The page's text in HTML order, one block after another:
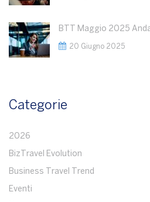
20 Giugno 2025
Categorie
2026
BizTravel Evolution
Business Travel Trend
Eventi